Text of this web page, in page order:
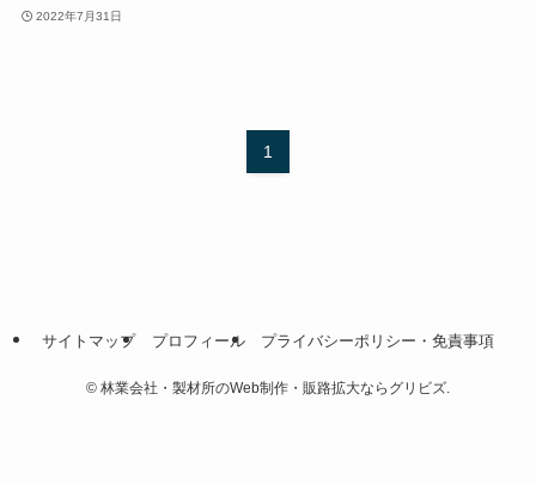
2022年7月31日
1
サイトマップ プロフィール プライバシーポリシー・免責事項
© 林業会社・製材所のWeb制作・販路拡大ならグリビズ.